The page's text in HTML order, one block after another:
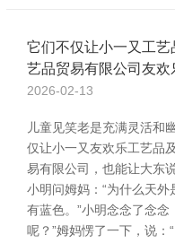
它们不仅让小一又工
艺品贸易有限公司友欢
2026-02-13
儿童见笑老是充满灵活和
仅让小一又友欢乐工艺品
易有限公司，也能让大东
小明问姆妈：“为什么天外
有蓝色。”小明念念了念
呢？”姆妈愣了一下，说：